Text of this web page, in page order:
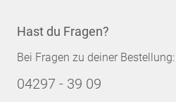
Hast du Fragen?
Bei Fragen zu deiner Bestellung:
04297 - 39 09